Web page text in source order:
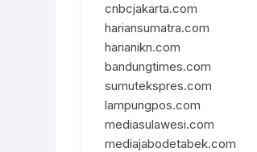
cnbcjakarta.com
hariansumatra.com
harianikn.com
bandungtimes.com
sumutekspres.com
lampungpos.com
mediasulawesi.com
mediajabodetabek.com